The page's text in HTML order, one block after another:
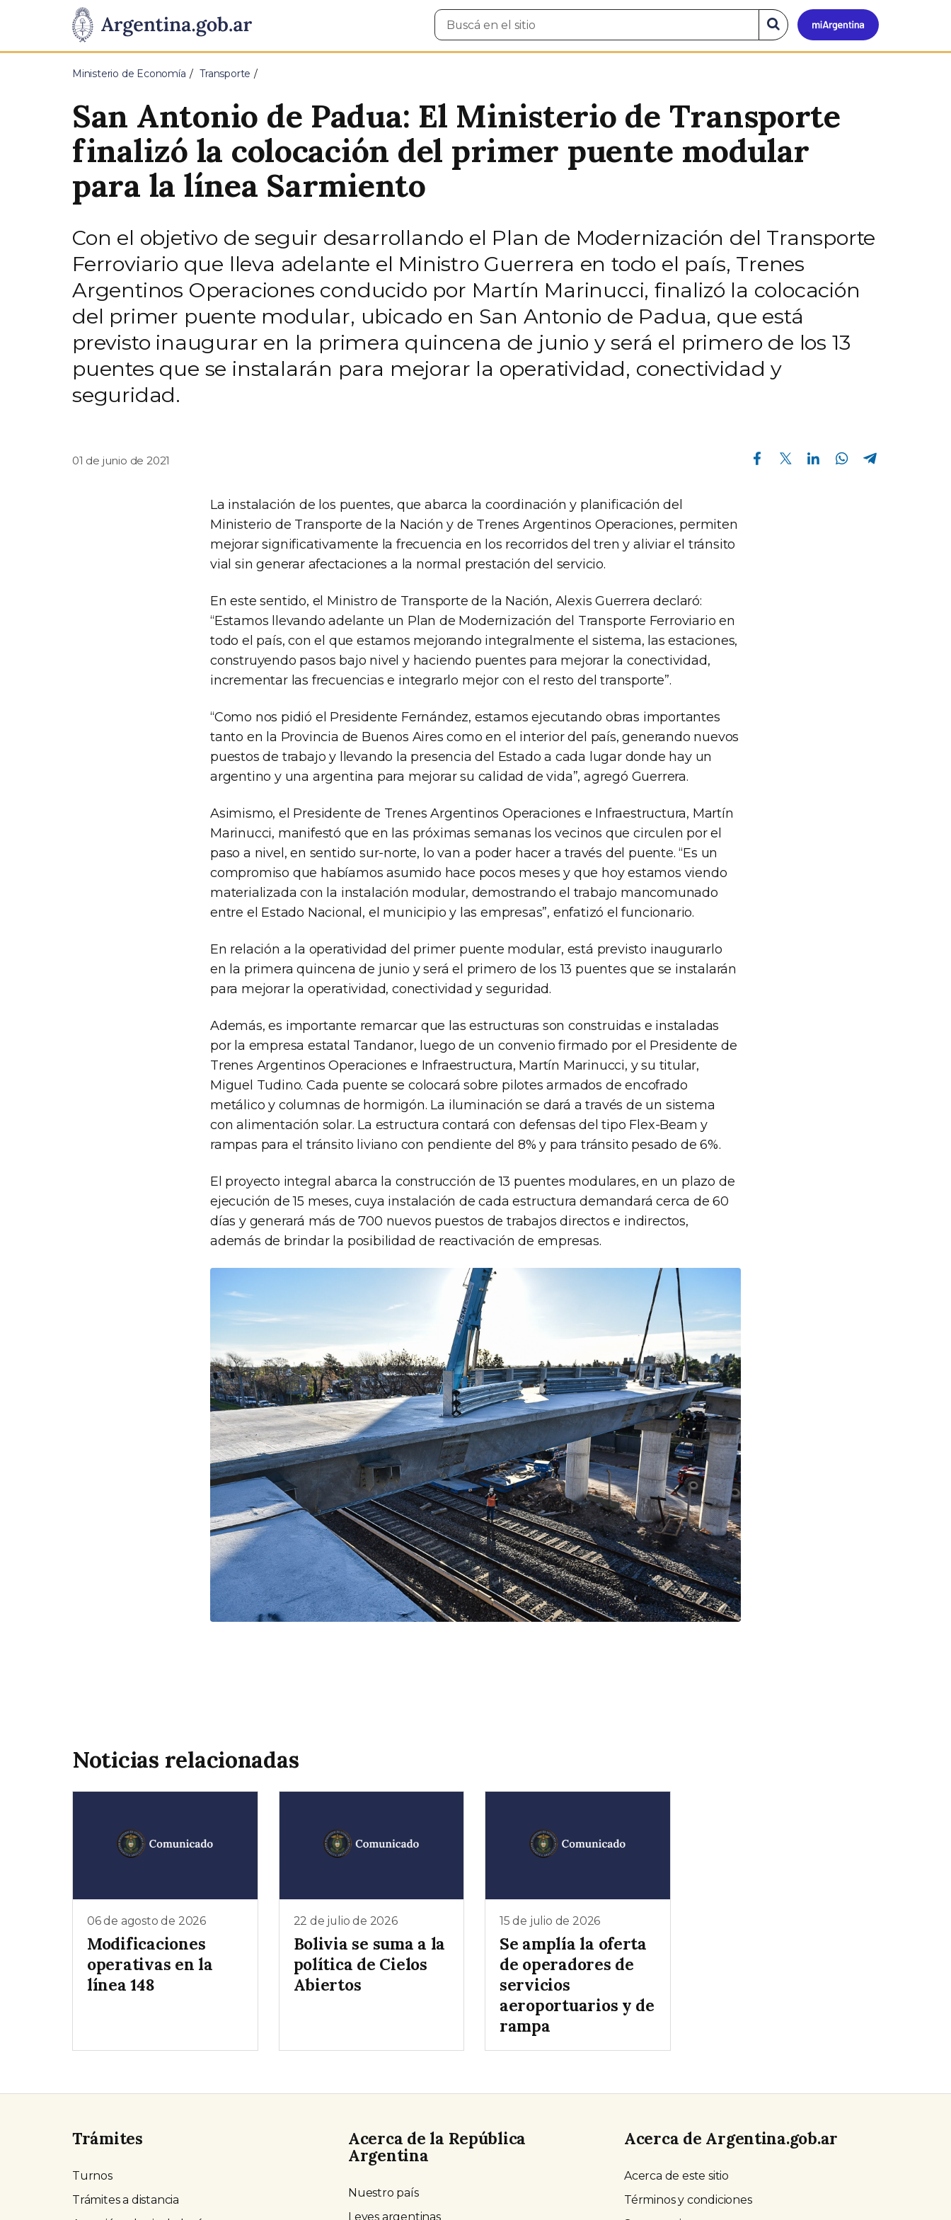
Presidencia
de
Pasar al contenido principal
Mi
Buscar
en
Buscar
en
el
Ministerio de Economía Transporte
San Antonio de Padua: El Ministerio de Transporte
finalizó la colocación del primer puente modular
para la línea Sarmiento
Con el objetivo de seguir desarrollando el Plan de Modernización del Transporte
Ferroviario que lleva adelante el Ministro Guerrera en todo el país, Trenes
Argentinos Operaciones conducido por Martín Marinucci, finalizó la colocación
del primer puente modular, ubicado en San Antonio de Padua, que está
previsto inaugurar en la primera quincena de junio y será el primero de los 13
puentes que se instalarán para mejorar la operatividad, conectividad y
seguridad.
01 de junio de 2021
Compartir en Facebook Compartir en Twitter Compartir en Linkedin Compartir en Whatsapp
La instalación de los puentes, que abarca la coordinación y planificación del
Ministerio de Transporte de la Nación y de Trenes Argentinos Operaciones, permiten
mejorar significativamente la frecuencia en los recorridos del tren y aliviar el tránsito
vial sin generar afectaciones a la normal prestación del servicio.
En este sentido, el Ministro de Transporte de la Nación, Alexis Guerrera declaró:
“Estamos llevando adelante un Plan de Modernización del Transporte Ferroviario en
todo el país, con el que estamos mejorando integralmente el sistema, las estaciones,
construyendo pasos bajo nivel y haciendo puentes para mejorar la conectividad,
incrementar las frecuencias e integrarlo mejor con el resto del transporte”.
“Como nos pidió el Presidente Fernández, estamos ejecutando obras importantes
tanto en la Provincia de Buenos Aires como en el interior del país, generando nuevos
puestos de trabajo y llevando la presencia del Estado a cada lugar donde hay un
argentino y una argentina para mejorar su calidad de vida”, agregó Guerrera.
Asimismo, el Presidente de Trenes Argentinos Operaciones e Infraestructura, Martín
Marinucci, manifestó que en las próximas semanas los vecinos que circulen por el
paso a nivel, en sentido sur-norte, lo van a poder hacer a través del puente. “Es un
compromiso que habíamos asumido hace pocos meses y que hoy estamos viendo
materializada con la instalación modular, demostrando el trabajo mancomunado
entre el Estado Nacional, el municipio y las empresas”, enfatizó el funcionario.
En relación a la operatividad del primer puente modular, está previsto inaugurarlo
en la primera quincena de junio y será el primero de los 13 puentes que se instalarán
para mejorar la operatividad, conectividad y seguridad.
Además, es importante remarcar que las estructuras son construidas e instaladas
por la empresa estatal Tandanor, luego de un convenio firmado por el Presidente de
Trenes Argentinos Operaciones e Infraestructura, Martín Marinucci, y su titular,
Miguel Tudino. Cada puente se colocará sobre pilotes armados de encofrado
metálico y columnas de hormigón. La iluminación se dará a través de un sistema
con alimentación solar. La estructura contará con defensas del tipo Flex-Beam y
rampas para el tránsito liviano con pendiente del 8% y para tránsito pesado de 6%.
El proyecto integral abarca la construcción de 13 puentes modulares, en un plazo de
ejecución de 15 meses, cuya instalación de cada estructura demandará cerca de 60
días y generará más de 700 nuevos puestos de trabajos directos e indirectos,
además de brindar la posibilidad de reactivación de empresas.
Noticias relacionadas
06 de agosto de 2026
Modificaciones
operativas en la
línea 148
22 de julio de 2026
Bolivia se suma a la
política de Cielos
Abiertos
15 de julio de 2026
Se amplía la oferta
de operadores de
servicios
aeroportuarios y de
rampa
Trámites
Turnos
Trámites a distancia
Acerca de la República
Argentina
Nuestro país
Leyes argentinas
Acerca de Argentina.gob.ar
Acerca de este sitio
Términos y condiciones